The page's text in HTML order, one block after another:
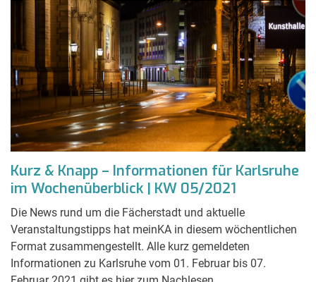
Kurz & Knapp – Informationen für Karlsruhe
im Wochenüberblick | KW 05/2021
Die News rund um die Fächerstadt und aktuelle
Veranstaltungstipps hat meinKA in diesem wöchentlichen
Format zusammengestellt. Alle kurz gemeldeten
Informationen zu Karlsruhe vom 01. Februar bis 07.